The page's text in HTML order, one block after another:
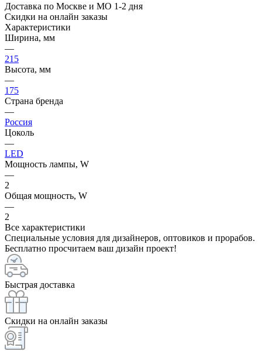
Доставка по Москве и МО 1-2 дня
Скидки на онлайн заказы
Характеристики
Ширина, мм
—
215
Высота, мм
—
175
Страна бренда
—
Россия
Цоколь
—
LED
Мощность лампы, W
—
2
Общая мощность, W
—
2
Все характеристики
Специальные условия для дизайнеров, оптовиков и прорабов.
Бесплатно просчитаем ваш дизайн проект!
Быстрая доставка
Скидки на онлайн заказы